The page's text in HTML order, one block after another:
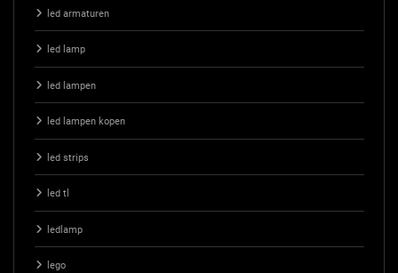
led armaturen
led lamp
led lampen
led lampen kopen
led strips
led tl
ledlamp
lego